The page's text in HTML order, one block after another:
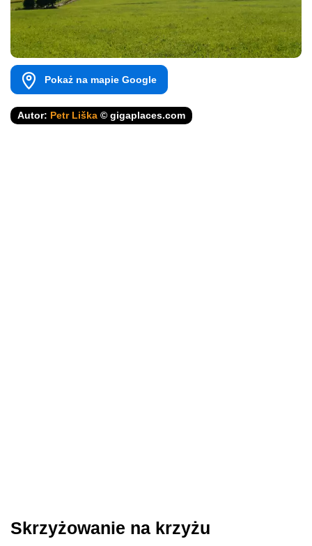
Pokaż na mapie Google
Autor: Petr Liška © gigaplaces.com
Skrzyżowanie na krzyżu